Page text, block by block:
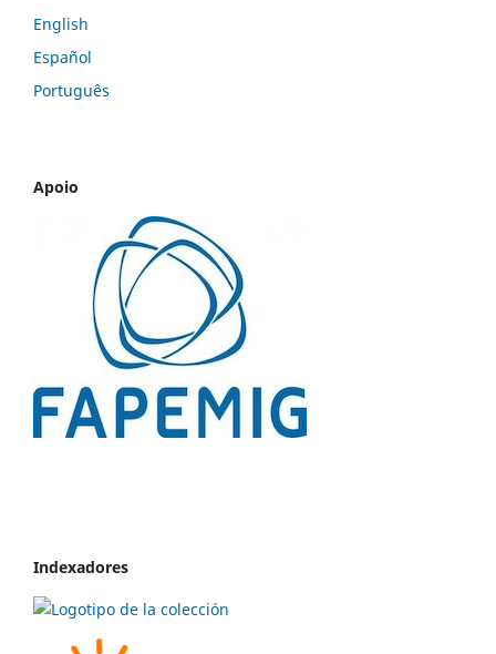
English
Español
Português
Apoio
Indexadores